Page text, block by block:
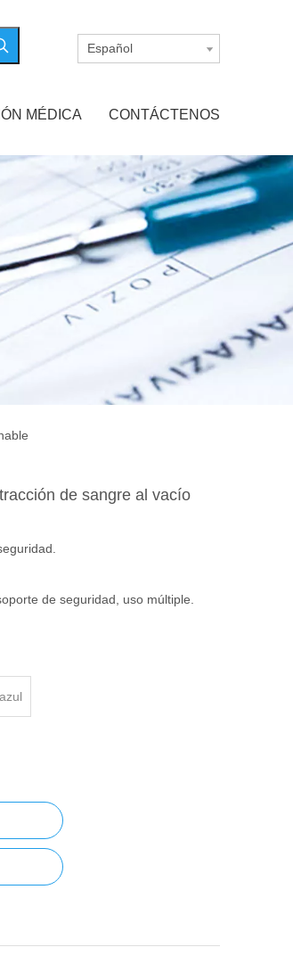
Español
MÉDICA CONTÁCTENOS
de sangre al vacío
de seguridad, uso múltiple.